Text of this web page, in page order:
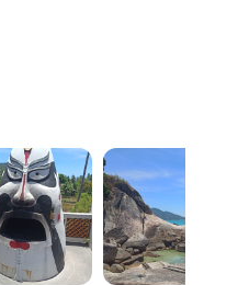
立ち寄り地です。昼
れる）へ続きます。
離れた聖域です。仏
くりと取り込まれて
り有名な海岸の寺院
島全体を360°のパノ
停まります：地元の